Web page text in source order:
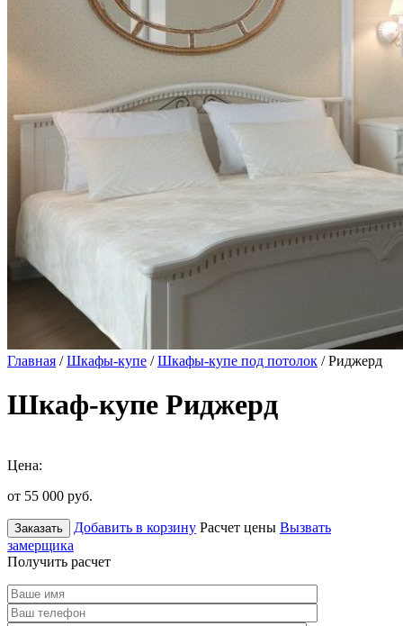
Главная /Шкафы-купе /Шкафы-купе под потолок / Риджерд
Шкаф-купе Риджерд
Цена:
от 55 000 руб.
Заказать Добавить в корзину Расчет цены Вызвать
замерщика
Получить расчет